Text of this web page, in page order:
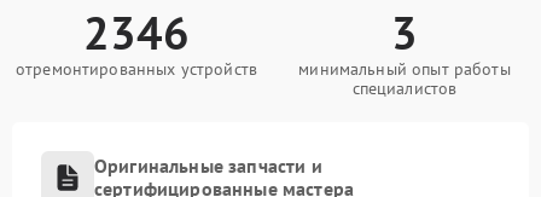
2346
отремонтированных устройств
3
минимальный опыт работы
специалистов
Оригинальные запчасти и
сертифицированные мастера